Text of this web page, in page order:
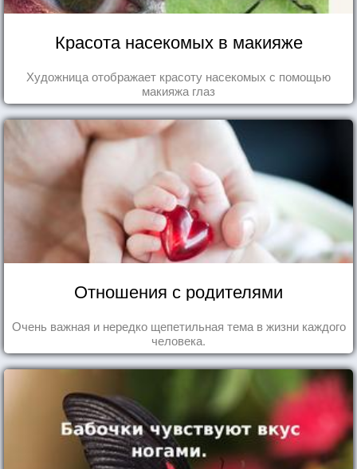
Красота насекомых в макияже
Художница отображает красоту насекомых с помощью
макияжа глаз
Отношения с родителями
Очень важная и нередко щепетильная тема в жизни каждого
человека.